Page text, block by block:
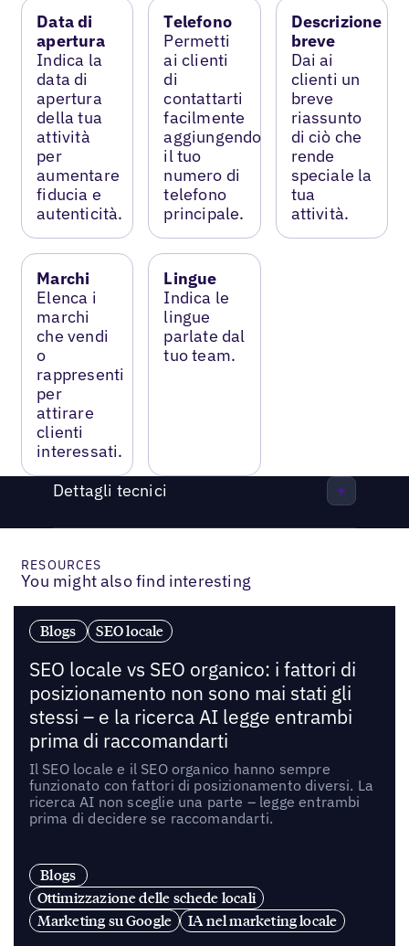
Data di
apertura
Indica la
data di
apertura
della tua
attività
per
aumentare
fiducia e
autenticità.
Telefono
Permetti
ai clienti
di
contattarti
facilmente
aggiungendo
il tuo
numero di
telefono
principale.
Descrizione
breve
Dai ai
clienti un
breve
riassunto
di ciò che
rende
speciale la
tua
attività.
Marchi
Elenca i
marchi
che vendi
o
rappresenti
per
attirare
clienti
interessati.
Lingue
Indica le
lingue
parlate dal
tuo team.
Dettagli tecnici
RESOURCES
You might also find interesting
Blogs SEO locale
SEO locale vs SEO organico: i fattori di
posizionamento non sono mai stati gli
stessi – e la ricerca AI legge entrambi
prima di raccomandarti
Il SEO locale e il SEO organico hanno sempre
funzionato con fattori di posizionamento diversi. La
ricerca AI non sceglie una parte – legge entrambi
prima di decidere se raccomandarti.
Blogs
Ottimizzazione delle schede locali
Marketing su Google
IA nel marketing locale